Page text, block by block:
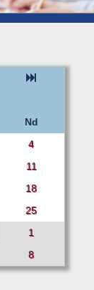
Nd
4
11
18
25
1
8